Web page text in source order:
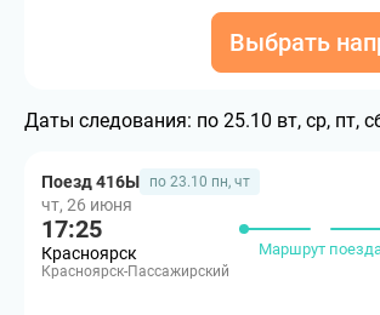
Выбрать
Даты следования: по 25.10 вт, ср, пт,
Поезд 416Ы по 23.10 пн, чт
чт, 26 июня
17:25
Красноярск
Красноярск-Пассажирский
Маршрут